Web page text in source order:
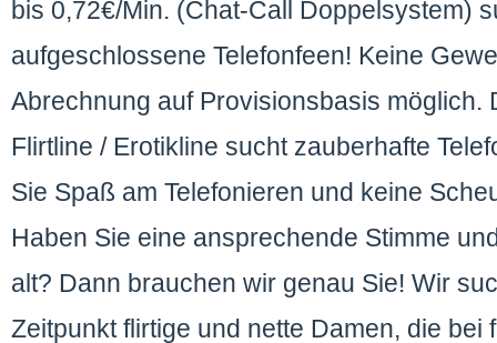
bis 0,72€/Min. (Chat-Call Doppelsystem)
aufgeschlossene Telefonfeen! Keine
Abrechnung auf Provisionsbasis
Flirtline / Erotikline sucht zauberhafte
Sie Spaß am Telefonieren und keine
Haben Sie eine ansprechende Stimme
alt? Dann brauchen wir genau Sie! Wir
Zeitpunkt flirtige und nette Damen, die